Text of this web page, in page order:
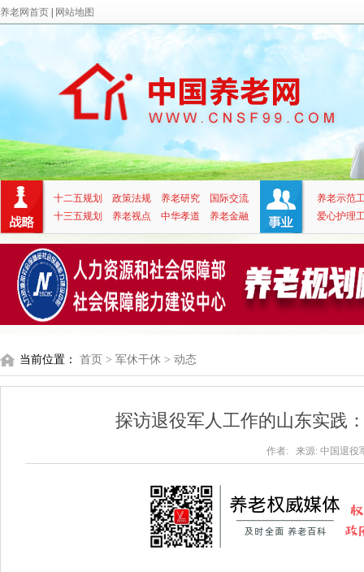
养老网首页 网站地图
十二五规划 政策法规 养老研究
国际交流
十三五规划
养老视点 中华孝道 养老金融
养老示范
爱心护理
当前位置： 首页 > 军休干休 > 动态
探访退役军人工作的山东实践
作者: 来源: 中国退役